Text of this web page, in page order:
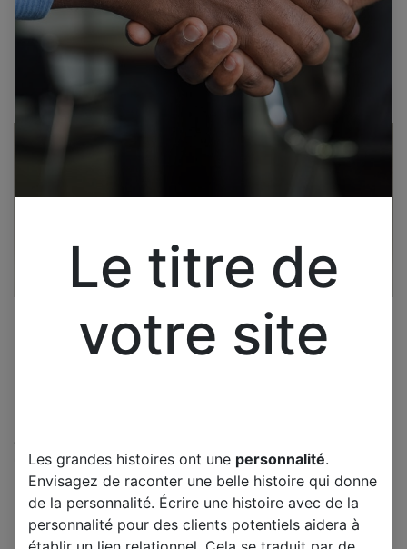
MAC4HG
THOMSON 55UA6406B
CARTE MERE 40-NT67ES-
MAC4HG
Le titre de
votre site
Les grandes histoires ont une personnalité.
Envisagez de raconter une belle histoire qui donne
de la personnalité. Écrire une histoire avec de la
personnalité pour des clients potentiels aidera à